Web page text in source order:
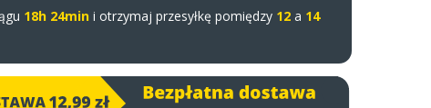
18h 24min i otrzymaj przesyłkę pomiędzy 12 a 14